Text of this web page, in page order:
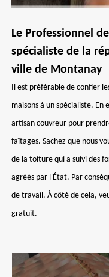
Le Professionnel
spécialiste de la
ville de Montanay
Il est préférable de confier
maisons à un spécialiste.
artisan couvreur pour
faîtages. Sachez que nous
de la toiture qui a suivi des
agréés par l'État. Par
de travail. À côté de cela,
gratuit.